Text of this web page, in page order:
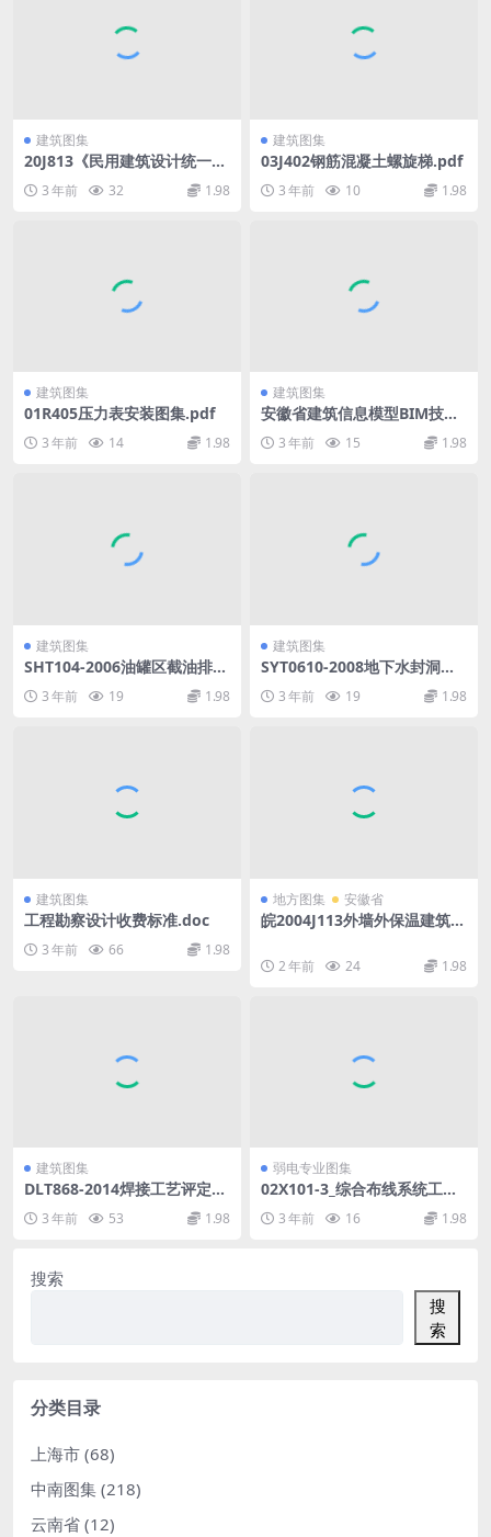
建筑图集
20J813《民用建筑设计统一标
3 年前 32 1.98
建筑图集
03J402钢筋混凝土螺旋梯.pdf
3 年前 10 1.98
建筑图集
01R405压力表安装图集.pdf
3 年前 14 1.98
建筑图集
安徽省建筑信息模型BIM技术
3 年前 15 1.98
建筑图集
SHT104-2006油罐区截油排水
3 年前 19 1.98
建筑图集
SYT0610-2008地下水封洞库
3 年前 19 1.98
建筑图集
工程勘察设计收费标准.doc
3 年前 66 1.98
地方图集 安徽省
皖2004J113外墙外保温建筑构
2 年前 24 1.98
建筑图集
DLT868-2014焊接工艺评定规
3 年前 53 1.98
弱电专业图集
02X101-3_综合布线系统工程
3 年前 16 1.98
搜索
搜
索
分类目录
上海市 (68)
中南图集 (218)
云南省 (12)